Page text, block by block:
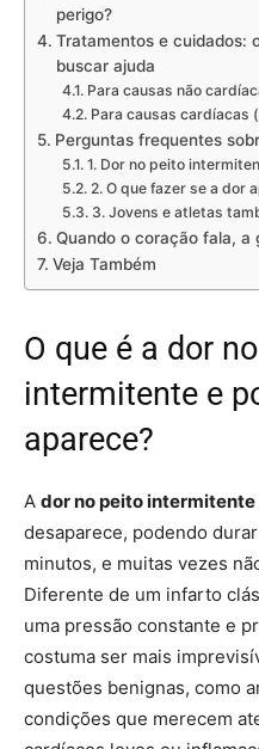
perigo?
Tratamentos e cuidados:
buscar ajuda
Para causas não
Para causas cardíacas
Perguntas frequentes
1. Dor no peito
2. O que fazer se a dor
3. Jovens e atletas
Quando o coração fala, a
Veja Também
O que é a dor
intermitente e
aparece?
A dor no peito intermitente
desaparece, podendo
minutos, e muitas vezes
Diferente de um infarto
uma pressão constante e
costuma ser mais
questões benignas, como
condições que merecem